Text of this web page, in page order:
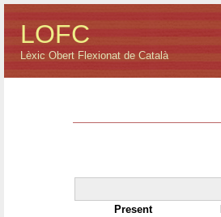
LOFC
Lèxic Obert Flexionat de Català
Present